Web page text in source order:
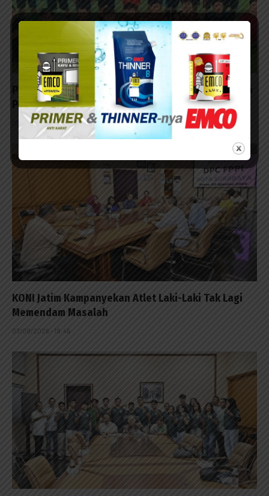
PWI Sidoarjo Uji Kekuatan Lawan Sapma PP di Laga
Persahabatan Ben’s Arena
05/08/2026 - 20:10
KONI Jatim Kampanyekan Atlet Laki-Laki Tak Lagi
Memendam Masalah
03/08/2026 - 18:46